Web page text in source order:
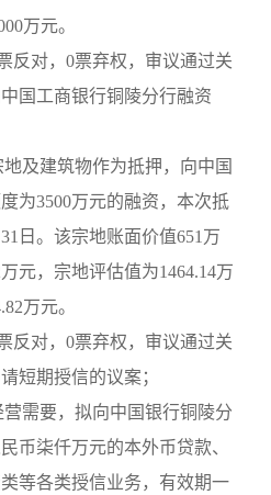
万元。
反对，0票弃权，审议通过关
国工商银行铜陵分行融资
及建筑物作为抵押，向中国
为3500万元的融资，本次抵
日。该宗地账面价值651万
元，宗地评估值为1464.14万
万元。
反对，0票弃权，审议通过关
短期授信的议案；
需要，拟向中国银行铜陵分
币柒仟万元的本外币贷款、
等各类授信业务，有效期一